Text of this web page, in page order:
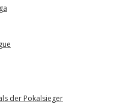
der Pokalsieger